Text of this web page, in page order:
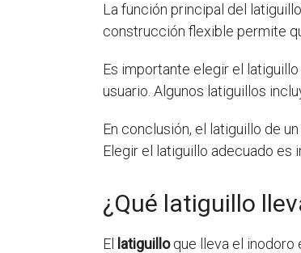
La función principal del
construcción flexible permite
Es importante elegir el
usuario. Algunos latiguillos
En conclusión, el latiguillo de
Elegir el latiguillo adecuado es
¿Qué latiguillo
El latiguilloque lleva el inodoro